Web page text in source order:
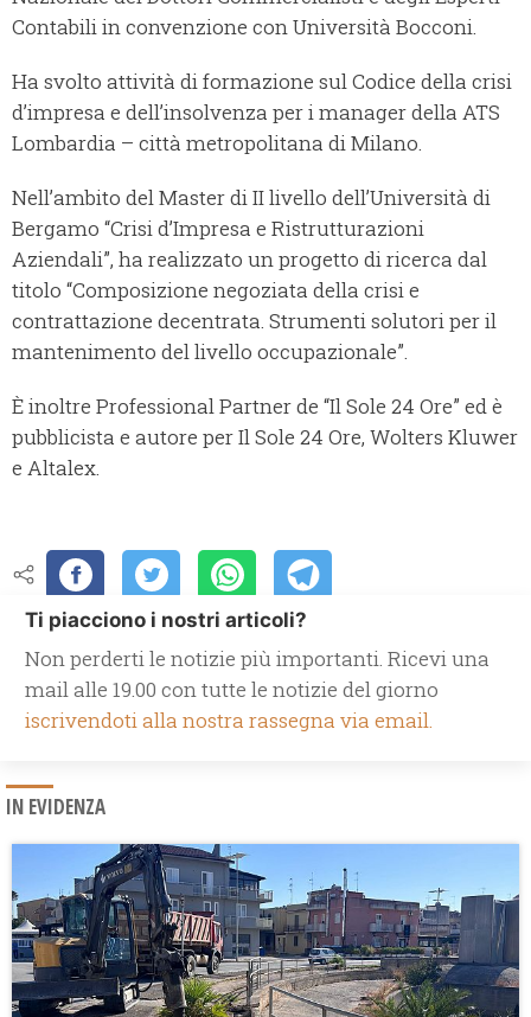
Contabili in convenzione con Università Bocconi.
Ha svolto attività di formazione sul Codice della crisi
d’impresa e dell’insolvenza per i manager della ATS
Lombardia – città metropolitana di Milano.
Nell’ambito del Master di II livello dell’Università di
Bergamo “Crisi d’Impresa e Ristrutturazioni
Aziendali”, ha realizzato un progetto di ricerca dal
titolo “Composizione negoziata della crisi e
contrattazione decentrata. Strumenti solutori per il
mantenimento del livello occupazionale”.
È inoltre Professional Partner de “Il Sole 24 Ore” ed è
pubblicista e autore per Il Sole 24 Ore, Wolters Kluwer
e Altalex.
Ti piacciono i nostri articoli?
Non perderti le notizie più importanti. Ricevi una
mail alle 19.00 con tutte le notizie del giorno
iscrivendoti alla nostra rassegna via email.
IN EVIDENZA